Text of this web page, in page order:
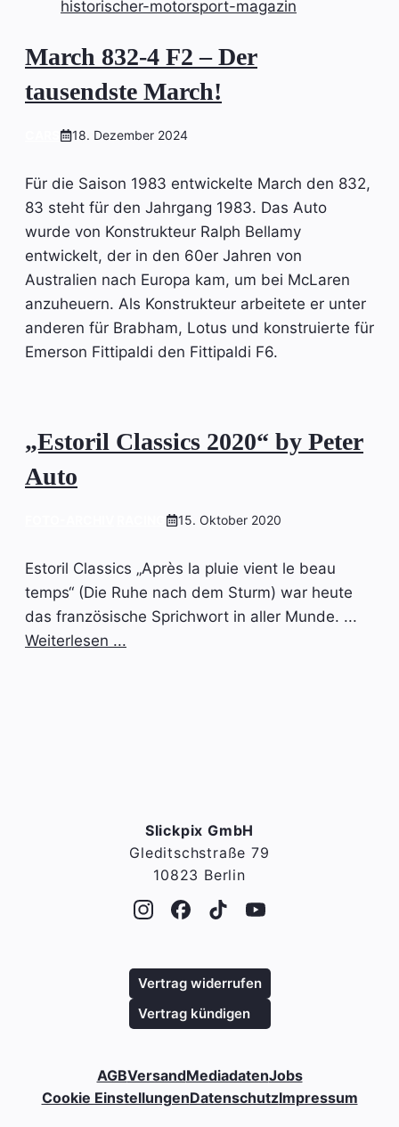
March 832-4 F2 – Der
tausendste March!
18. Dezember 2024
Für die Saison 1983 entwickelte March den 832,
83 steht für den Jahrgang 1983. Das Auto
wurde von Konstrukteur Ralph Bellamy
entwickelt, der in den 60er Jahren von
Australien nach Europa kam, um bei McLaren
anzuheuern. Als Konstrukteur arbeitete er unter
anderen für Brabham, Lotus und konstruierte für
Emerson Fittipaldi den Fittipaldi F6.
„Estoril Classics 2020“ by Peter
Auto
15. Oktober 2020
Estoril Classics „Après la pluie vient le beau
temps“ (Die Ruhe nach dem Sturm) war heute
das französische Sprichwort in aller Munde. ...
Weiterlesen ...
Slickpix GmbH
Gleditschstraße 79
10823 Berlin
AGBVersandMediadatenJobs
Cookie EinstellungenDatenschutzImpressum
Vertrag widerrufen
Vertrag kündigen